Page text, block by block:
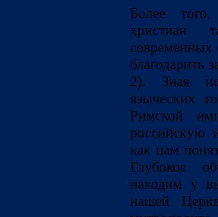
Более
христиан
современных
благодарить
2). Зная
языческих
Римской
российскую
как нам
Глубокое
находим у
нашей